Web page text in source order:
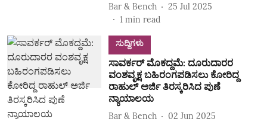
Bar & Bench
25 Jul 2025
1 min read
ಸುದ್ದಿಗಳು
ಸಾವರ್ಕರ್ ಮೊಕದ್ದಮೆ: ದೂರುದಾರರ
ವಂಶವೃಕ್ಷ ಬಹಿರಂಗಪಡಿಸಲು ಕೋರಿದ್ದ
ರಾಹುಲ್ ಅರ್ಜಿ ತಿರಸ್ಕರಿಸಿದ ಪುಣೆ
ನ್ಯಾಯಾಲಯ
Bar & Bench
02 Jun 2025